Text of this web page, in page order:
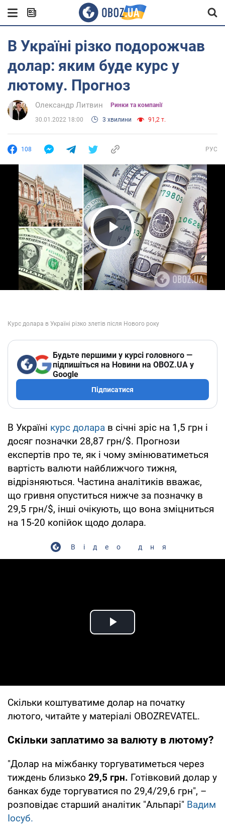
В Україні різко подорожчав
долар: яким буде курс у
лютому. Прогноз
Олександр Литвин Ринки та компанії
30.01.2022 18:00 3 хвилини 91,2 т.
108 РУС
Play Video
Будьте першими у курсі головного —
підпишіться на Новини на OBOZ.UA у
Google
Підписатися
В Україні курс долара в січні зріс на 1,5 грн і
досяг позначки 28,87 грн/$. Прогнози
експертів про те, як і чому змінюватиметься
вартість валюти найближчого тижня,
відрізняються. Частина аналітиків вважає,
що гривня опуститься нижче за позначку в
29,5 грн/$, інші очікують, що вона зміцниться
на 15-20 копійок щодо долара.
Відео дня
Play Video
Скільки коштуватиме долар на початку
лютого, читайте у матеріалі OBOZREVATEL.
Скільки заплатимо за валюту в лютому?
"Долар на міжбанку торгуватиметься через
тиждень близько 29,5 грн. Готівковий долар у
банках буде торгуватися по 29,4/29,6 грн", –
розповідає старший аналітик "Альпарі" Вадим
Іосуб.